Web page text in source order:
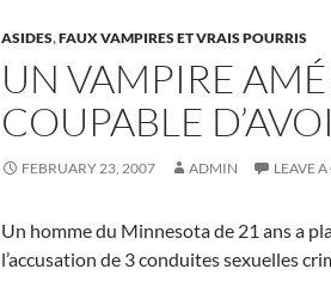
ASIDES,FAUX VAMPIRES ET VRAIS POURRIS
UN VAMPIRE
COUPABLE
FEBRUARY 23, 2007 ADMIN LEAVE
Un homme du Minnesota de 21 ans a
l’accusation de 3 conduites sexuelles